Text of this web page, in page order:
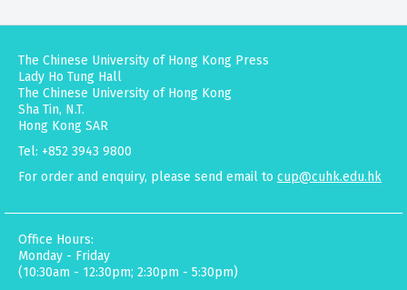
The Chinese University of Hong Kong Press
Lady Ho Tung Hall
The Chinese University of Hong Kong
Sha Tin, N.T.
Hong Kong SAR
Tel: +852 3943 9800
For order and enquiry, please send email to cup@cuhk.edu.hk
Office Hours:
Monday - Friday
(10:30am - 12:30pm; 2:30pm - 5:30pm)